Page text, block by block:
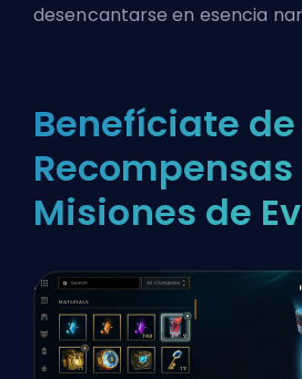
desencantarse en esencia
Benefíciate
Misiones de